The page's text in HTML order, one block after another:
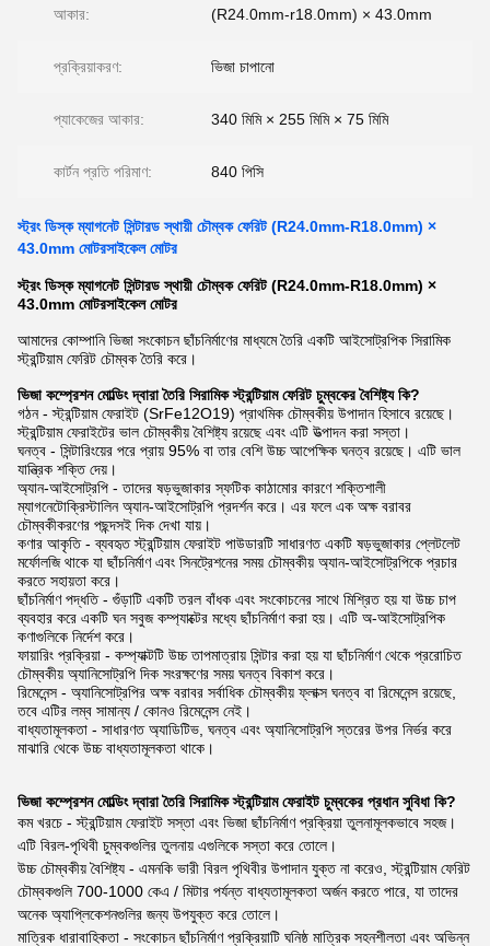
আকার: (R24.0mm-r18.0mm) × 43.0mm
প্রক্রিয়াকরণ: ভিজা চাপানো
প্যাকেজের আকার: 340 মিমি × 255 মিমি × 75 মিমি
কার্টন প্রতি পরিমাণ: 840 পিসি
স্ট্রং ডিস্ক ম্যাগনেট সিন্টারড স্থায়ী চৌম্বক ফেরিট (R24.0mm-R18.0mm) ×
43.0mm মোটরসাইকেল মোটর
স্ট্রং ডিস্ক ম্যাগনেট সিন্টারড স্থায়ী চৌম্বক ফেরিট (R24.0mm-R18.0mm) ×
43.0mm মোটরসাইকেল মোটর
আমাদের কোম্পানি ভিজা সংকোচন ছাঁচনির্মাণের মাধ্যমে তৈরি একটি আইসোট্রপিক সিরামিক
স্ট্রন্টিয়াম ফেরিট চৌম্বক তৈরি করে।
ভিজা কম্প্রেশন মোল্ডিং দ্বারা তৈরি সিরামিক স্ট্রন্টিয়াম ফেরিট চুম্বকের বৈশিষ্ট্য কি?
গঠন - স্ট্রন্টিয়াম ফেরাইট (SrFe12O19) প্রাথমিক চৌম্বকীয় উপাদান হিসাবে রয়েছে।
স্ট্রন্টিয়াম ফেরাইটের ভাল চৌম্বকীয় বৈশিষ্ট্য রয়েছে এবং এটি উত্পাদন করা সস্তা।
ঘনত্ব - সিন্টারিংয়ের পরে প্রায় 95% বা তার বেশি উচ্চ আপেক্ষিক ঘনত্ব রয়েছে। এটি ভাল
যান্ত্রিক শক্তি দেয়।
অ্যান-আইসোট্রপি - তাদের ষড়ভুজাকার স্ফটিক কাঠামোর কারণে শক্তিশালী
ম্যাগনেটোক্রিস্টালিন অ্যান-আইসোট্রপি প্রদর্শন করে। এর ফলে এক অক্ষ বরাবর
চৌম্বকীকরণের পছন্দসই দিক দেখা যায়।
কণার আকৃতি - ব্যবহৃত স্ট্রন্টিয়াম ফেরাইট পাউডারটি সাধারণত একটি ষড়ভুজাকার প্লেটলেট
মর্ফোলজি থাকে যা ছাঁচনির্মাণ এবং সিনট্রেশনের সময় চৌম্বকীয় অ্যান-আইসোট্রপিকে প্রচার
করতে সহায়তা করে।
ছাঁচনির্মাণ পদ্ধতি - গুঁড়াটি একটি তরল বাঁধক এবং সংকোচনের সাথে মিশ্রিত হয় যা উচ্চ চাপ
ব্যবহার করে একটি ঘন সবুজ কম্প্যাক্টের মধ্যে ছাঁচনির্মাণ করা হয়। এটি অ-আইসোট্রপিক
কণাগুলিকে নির্দেশ করে।
ফায়ারিং প্রক্রিয়া - কম্প্যাক্টটি উচ্চ তাপমাত্রায় সিন্টার করা হয় যা ছাঁচনির্মাণ থেকে প্ররোচিত
চৌম্বকীয় অ্যানিসোট্রপি দিক সংরক্ষণের সময় ঘনত্ব বিকাশ করে।
রিমেনেন্স - অ্যানিসোট্রপির অক্ষ বরাবর সর্বাধিক চৌম্বকীয় ফ্লাক্স ঘনত্ব বা রিমেনেন্স রয়েছে,
তবে এটির লম্ব সামান্য / কোনও রিমেনেন্স নেই।
বাধ্যতামূলকতা - সাধারণত অ্যাডিটিভ, ঘনত্ব এবং অ্যানিসোট্রপি স্তরের উপর নির্ভর করে
মাঝারি থেকে উচ্চ বাধ্যতামূলকতা থাকে।
ভিজা কম্প্রেশন মোল্ডিং দ্বারা তৈরি সিরামিক স্ট্রন্টিয়াম ফেরাইট চুম্বকের প্রধান সুবিধা কি?
কম খরচে - স্ট্রন্টিয়াম ফেরাইট সস্তা এবং ভিজা ছাঁচনির্মাণ প্রক্রিয়া তুলনামূলকভাবে সহজ।
এটি বিরল-পৃথিবী চুম্বকগুলির তুলনায় এগুলিকে সস্তা করে তোলে।
উচ্চ চৌম্বকীয় বৈশিষ্ট্য - এমনকি ভারী বিরল পৃথিবীর উপাদান যুক্ত না করেও, স্ট্রন্টিয়াম ফেরিট
চৌম্বকগুলি 700-1000 কেএ / মিটার পর্যন্ত বাধ্যতামূলকতা অর্জন করতে পারে, যা তাদের
অনেক অ্যাপ্লিকেশনগুলির জন্য উপযুক্ত করে তোলে।
মাত্রিক ধারাবাহিকতা - সংকোচন ছাঁচনির্মাণ প্রক্রিয়াটি ঘনিষ্ঠ মাত্রিক সহনশীলতা এবং অভিন্ন